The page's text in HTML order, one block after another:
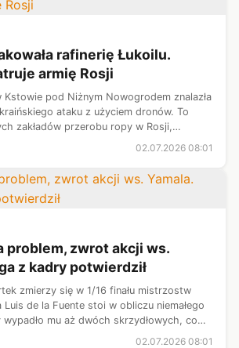
rafinerię Łukoilu.
armię Rosji
Kstowie pod Niżnym Nowogrodem znalazła
ataku z użyciem dronów. To
zakładów przerobu ropy w Rosji,
armii.
02.07.2026 08:01
problem, zwrot akcji ws.
z kadry potwierdził
zmierzy się w 1/16 finału mistrzostw
de la Fuente stoi w obliczu niemałego
mu aż dwóch skrzydłowych, co
pole manewru. Tuż przed starciem w fazie
02.07.2026 08:01